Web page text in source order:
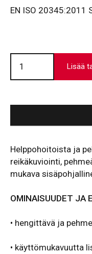
EN ISO 20345:2011
Officer
määrä
Lisää
Helppohoitoista ja
reikäkuviointi,
mukava
OMINAISUUDET JA
• hengittävä ja
• käyttömukavuutta